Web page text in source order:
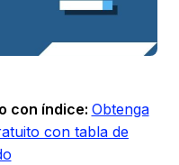
con índice: Obtenga
con tabla de